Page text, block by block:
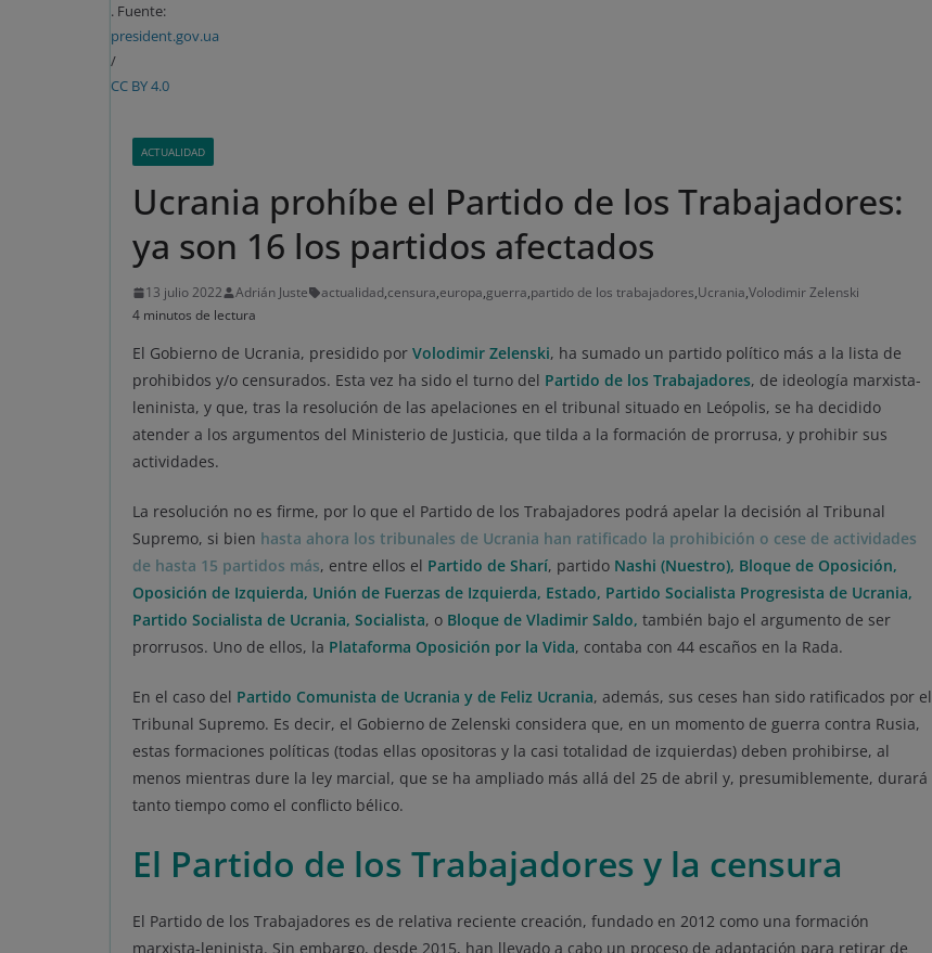
. Fuente:
president.gov.ua
/
CC BY 4.0
ACTUALIDAD
Ucrania prohíbe el Partido de los Trabajadores:
ya son 16 los partidos afectados
13 julio 2022 Adrián Juste actualidad,censura,europa,guerra,partido de los trabajadores,Ucrania,Volodimir Zelenski
4 minutos de lectura
El Gobierno de Ucrania, presidido por Volodimir Zelenski, ha sumado un partido político más a la lista de
prohibidos y/o censurados. Esta vez ha sido el turno del Partido de los Trabajadores, de ideología marxista-
leninista, y que, tras la resolución de las apelaciones en el tribunal situado en Leópolis, se ha decidido
atender a los argumentos del Ministerio de Justicia, que tilda a la formación de prorrusa, y prohibir sus
actividades.
La resolución no es firme, por lo que el Partido de los Trabajadores podrá apelar la decisión al Tribunal
Supremo, si bien hasta ahora los tribunales de Ucrania han ratificado la prohibición o cese de actividades
de hasta 15 partidos más, entre ellos el Partido de Sharí, partido Nashi (Nuestro), Bloque de Oposición,
Oposición de Izquierda, Unión de Fuerzas de Izquierda, Estado, Partido Socialista Progresista de Ucrania,
Partido Socialista de Ucrania, Socialista, o Bloque de Vladimir Saldo, también bajo el argumento de ser
prorrusos. Uno de ellos, la Plataforma Oposición por la Vida, contaba con 44 escaños en la Rada.
En el caso del Partido Comunista de Ucrania y de Feliz Ucrania, además, sus ceses han sido ratificados por el
Tribunal Supremo. Es decir, el Gobierno de Zelenski considera que, en un momento de guerra contra Rusia,
estas formaciones políticas (todas ellas opositoras y la casi totalidad de izquierdas) deben prohibirse, al
menos mientras dure la ley marcial, que se ha ampliado más allá del 25 de abril y, presumiblemente, durará
tanto tiempo como el conflicto bélico.
El Partido de los Trabajadores y la censura
El Partido de los Trabajadores es de relativa reciente creación, fundado en 2012 como una formación
marxista-leninista. Sin embargo, desde 2015, han llevado a cabo un proceso de adaptación para retirar de